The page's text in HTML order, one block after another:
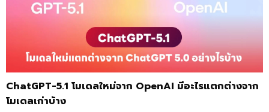
ChatGPT-5.1 โมเดลใหม่จาก OpenAI มีอะไรแตกต่างจาก
โมเดลเก่าบ้าง